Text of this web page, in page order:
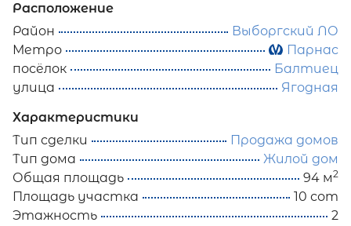
Расположение
Район
Выборгский ЛО
Метро
Парнас
посёлок
Балтиец
улица
Ягодная
Характеристики
Тип сделки
Продажа домов
Тип дома
Жилой дом
Общая площадь
94 м2
Площадь участка
10 сот
Этажность
2